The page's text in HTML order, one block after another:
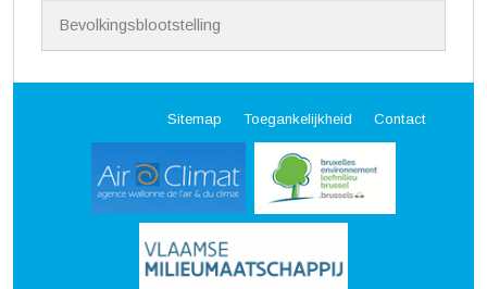
Bevolkingsblootstelling
Sitemap Toegankelijkheid Contact